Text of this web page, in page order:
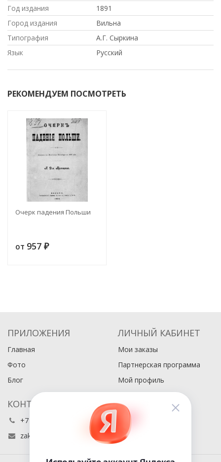
Год издания
1891
Город издания
Вильна
Типография
А.Г. Сыркина
Язык
Русский
РЕКОМЕНДУЕМ ПОСМОТРЕТЬ
Очерк падения Польши
от 957 ₽
ПРИЛОЖЕНИЯ
Главная
Фото
Блог
ЛИЧНЫЙ КАБИНЕТ
Мои заказы
Партнерская программа
Мой профиль
КОНТАКТЫ
+7 (495) 486-80-76
zakaz@buyabook.ru